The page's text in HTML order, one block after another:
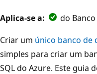
Aplica-se a:
do
Criar um único banco de
simples para criar um
SQL do Azure. Este guia